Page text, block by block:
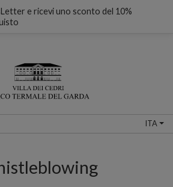
ITA
e ricevi uno sconto del 10%